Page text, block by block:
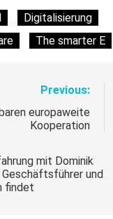
Digitalisierung
The smarter E
Previous:
europaweite
Kooperation
mit Dominik
und
findet